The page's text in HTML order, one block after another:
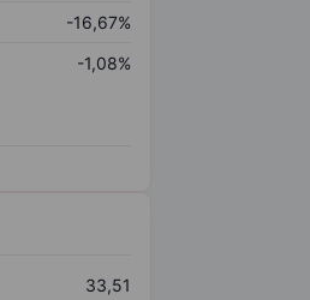
-16,67%
-1,08%
33,51